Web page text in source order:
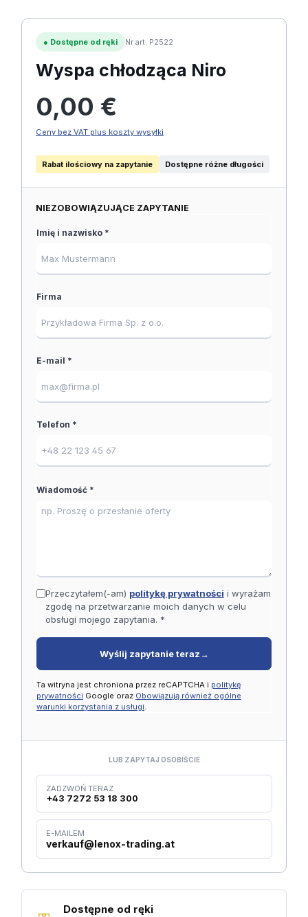
● Dostępne od ręki Nr art. P2522
Wyspa chłodząca Niro
0,00 €
Ceny bez VAT plus koszty wysyłki
Rabat ilościowy na zapytanie Dostępne różne długości
NIEZOBOWIĄZUJĄCE ZAPYTANIE
Imię i nazwisko *
Firma
E-mail *
Telefon *
Wiadomość *
Przeczytałem(-am) politykę prywatności i wyrażam
zgodę na przetwarzanie moich danych w celu
obsługi mojego zapytania. *
Wyślij zapytanie teraz →
Ta witryna jest chroniona przez reCAPTCHA i politykę
prywatności Google oraz Obowiązują również ogólne
warunki korzystania z usługi.
LUB ZAPYTAJ OSOBIŚCIE
ZADZWOŃ TERAZ
+43 7272 53 18 300
E-MAILEM
verkauf@lenox-trading.at
Dostępne od ręki